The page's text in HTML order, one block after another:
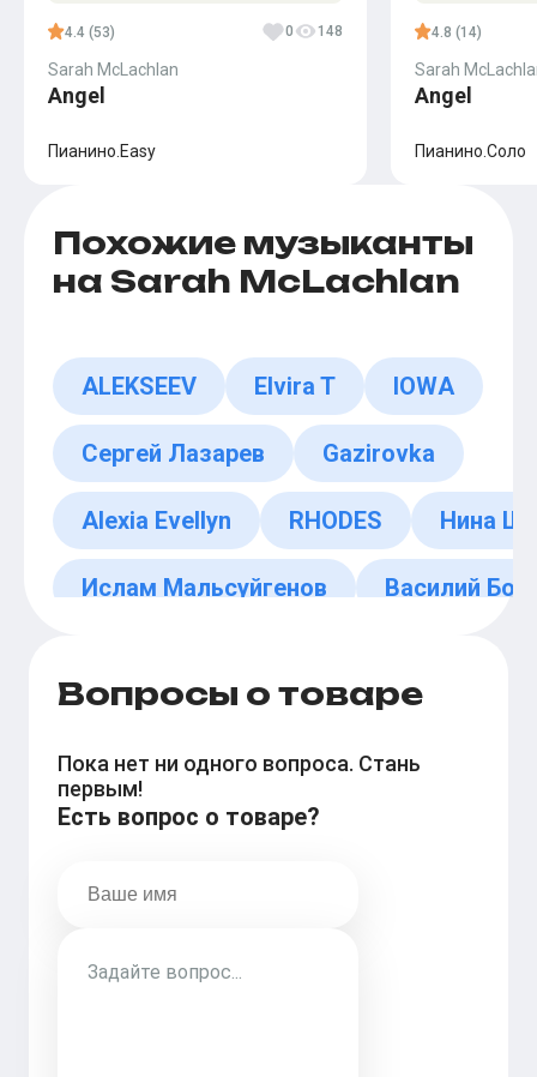
4.4 (53) 0 148
Sarah McLachlan
Angel
Пианино.Easy
4.8 (14)
Sarah
Angel
Пианино.Соло
Похожие музыканты
на Sarah McLachlan
ALEKSEEV Elvira T IOWA
Сергей Лазарев Gazirovka
Alexia Evellyn RHODES Нина
Ислам Мальсуйгенов Василий
Вопросы о товаре
Пока нет ни одного вопроса. Стань
первым!
Есть вопрос о товаре?